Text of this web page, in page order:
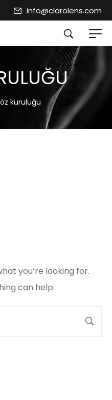
info@clarolens.com
kuruluğu
you’re looking for.
can help.